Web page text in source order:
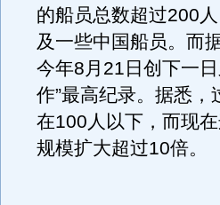
的船员总数超过200
及一些中国船员。而
今年8月21日创下一
作”最高纪录。据悉
在100人以下，而现
规模扩大超过10倍。